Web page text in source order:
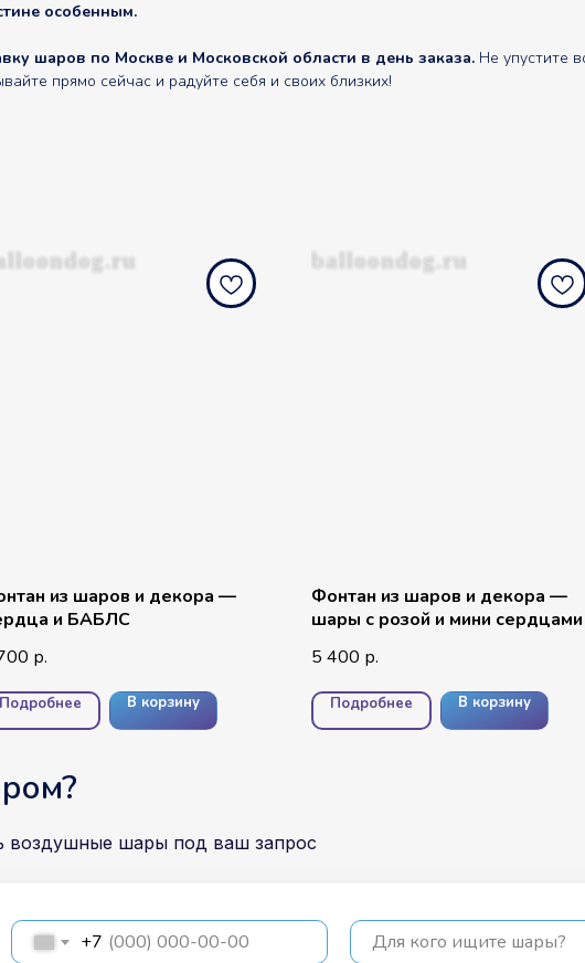
особенным.
шаров по Москве и Московской области в день заказа. Не упустите
прямо сейчас и радуйте себя и своих близких!
из шаров и декора —
и БАБЛС
р.
Подробнее В корзину
balloondog.ru
Фонтан из шаров и декора —
шары с розой и мини сердцами
5 400 р.
Подробнее В корзину
воздушные шары под ваш запрос
+7 Для кого ищите шары?